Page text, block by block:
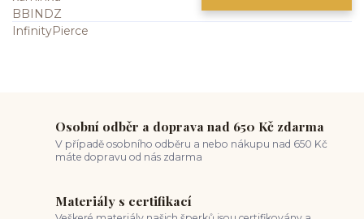
Osobní odběr a doprava nad 650 Kč zdarma
V případě osobního odběru a nebo nákupu nad 650 Kč
máte dopravu od nás zdarma
Materiály s certifikací